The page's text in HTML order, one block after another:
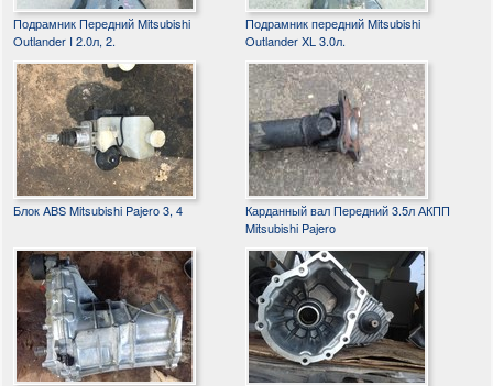
Подрамник Передний Mitsubishi
Outlander I 2.0л, 2.
Подрамник передний Mitsubishi
Outlander XL 3.0л.
Блок ABS Mitsubishi Pajero 3, 4
Карданный вал Передний 3.5л АКПП
Mitsubishi Pajero